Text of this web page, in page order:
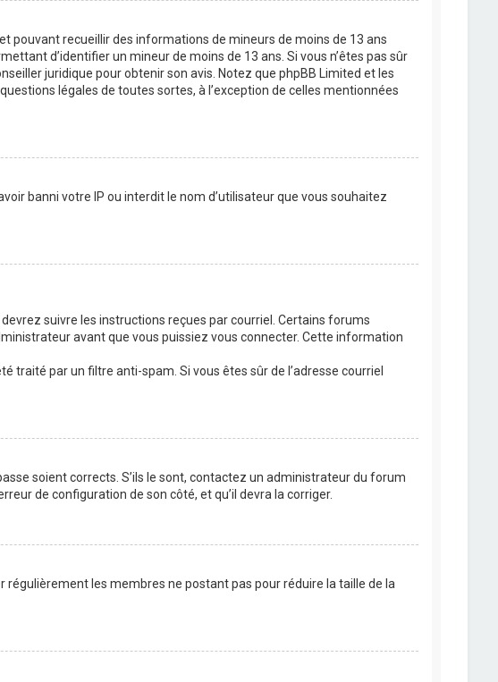
pouvant recueillir des informations de mineurs de moins de 13 ans
d’identifier un mineur de moins de 13 ans. Si vous n’êtes pas sûr
juridique pour obtenir son avis. Notez que phpBB Limited et les
légales de toutes sortes, à l’exception de celles mentionnées
banni votre IP ou interdit le nom d’utilisateur que vous souhaitez
suivre les instructions reçues par courriel. Certains forums
avant que vous puissiez vous connecter. Cette information
traité par un filtre anti-spam. Si vous êtes sûr de l’adresse courriel
soient corrects. S’ils le sont, contactez un administrateur du forum
de configuration de son côté, et qu’il devra la corriger.
les membres ne postant pas pour réduire la taille de la